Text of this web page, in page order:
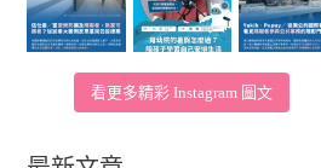
看更多精彩 Instagram 圖文